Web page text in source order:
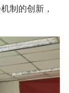
制的创新，